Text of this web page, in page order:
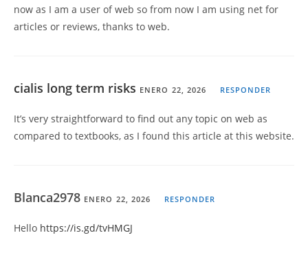
now as I am a user of web so from now I am using net for
articles or reviews, thanks to web.
cialis long term risks ENERO 22, 2026 RESPONDER
It’s very straightforward to find out any topic on web as
compared to textbooks, as I found this article at this website.
Blanca2978 ENERO 22, 2026 RESPONDER
Hello https://is.gd/tvHMGJ